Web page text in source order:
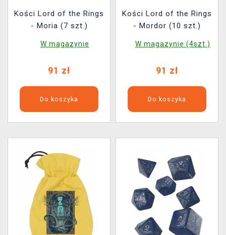
Kości Lord of the Rings
- Moria (7 szt.)
W magazynie
91 zł
Do koszyka
Kości Lord of the Rings
- Mordor (10 szt.)
W magazynie (4szt.)
91 zł
Do koszyka